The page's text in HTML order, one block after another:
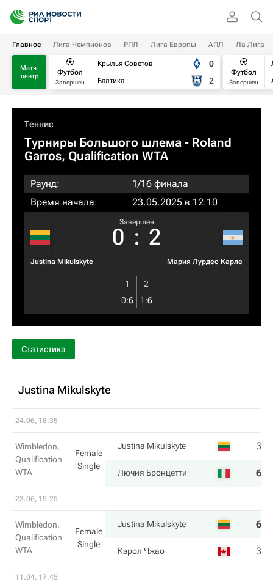
Главное Лига Чемпионов РПЛ Лига Европы АПЛ Ла Лига
Матч-
центр
Футбол
Завершен
Крылья Советов
Балтика
0
2
Футбол
Завершен
Теннис
Турниры Большого шлема - Roland
Garros, Qualification WTA
Раунд:
1/16 финала
Время начала:
23.05.2025 в 12:10
Justina Mikulskyte
Завершен
0 : 2
Мария Лурдес Карле
1
2
0:6 1 :6
Статистика
Justina Mikulskyte
24.06, 18:35
Wimbledon,
Qualification
WTA
Female
Single
Justina Mikulskyte 3
Лючия Бронцетти 6
23.06, 15:25
Wimbledon,
Qualification
WTA
Female
Single
Justina Mikulskyte 6
Кэрол Чжао 3
11.04, 17:45